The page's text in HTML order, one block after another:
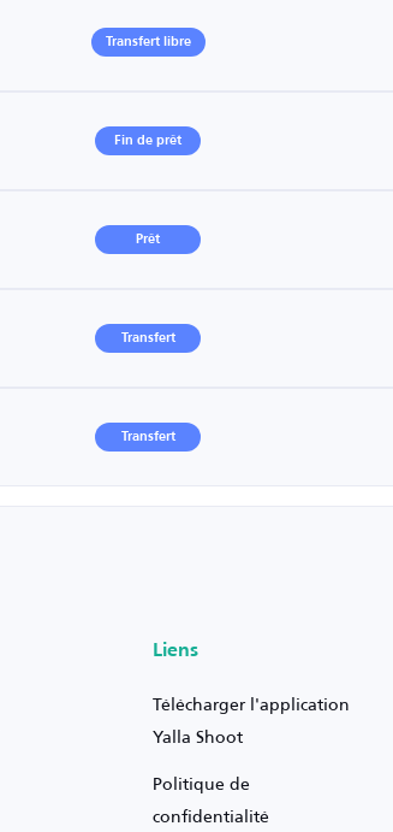
Transfert libre
Fin de prêt
Prêt
Transfert
Transfert
Liens
Télécharger l'application
Yalla Shoot
Politique de
confidentialité